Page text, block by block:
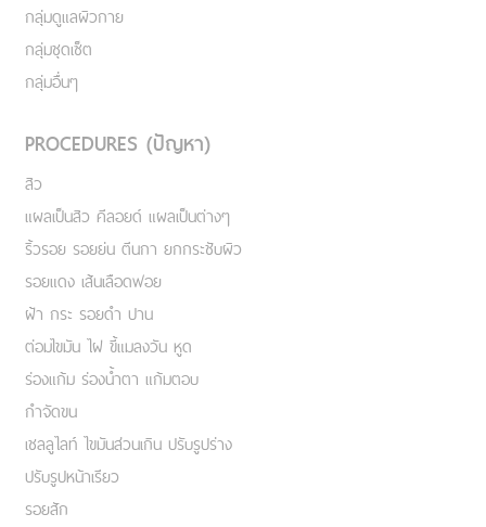
กลุ่มดูแลผิวกาย
กลุ่มชุดเซ็ต
กลุ่มอื่นๆ
PROCEDURES (ปัญหา)
สิว
แผลเป็นสิว คีลอยด์ แผลเป็นต่างๆ
ริ้วรอย รอยย่น ตีนกา ยกกระชับผิว
รอยแดง เส้นเลือดฟอย
ฝ้า กระ รอยดำ ปาน
ต่อมไขมัน ไฝ ขี้แมลงวัน หูด
ร่องแก้ม ร่องน้ำตา แก้มตอบ
กำจัดขน
เชลลูไลท์ ไขมันส่วนเกิน ปรับรูปร่าง
ปรับรูปหน้าเรียว
รอยสัก